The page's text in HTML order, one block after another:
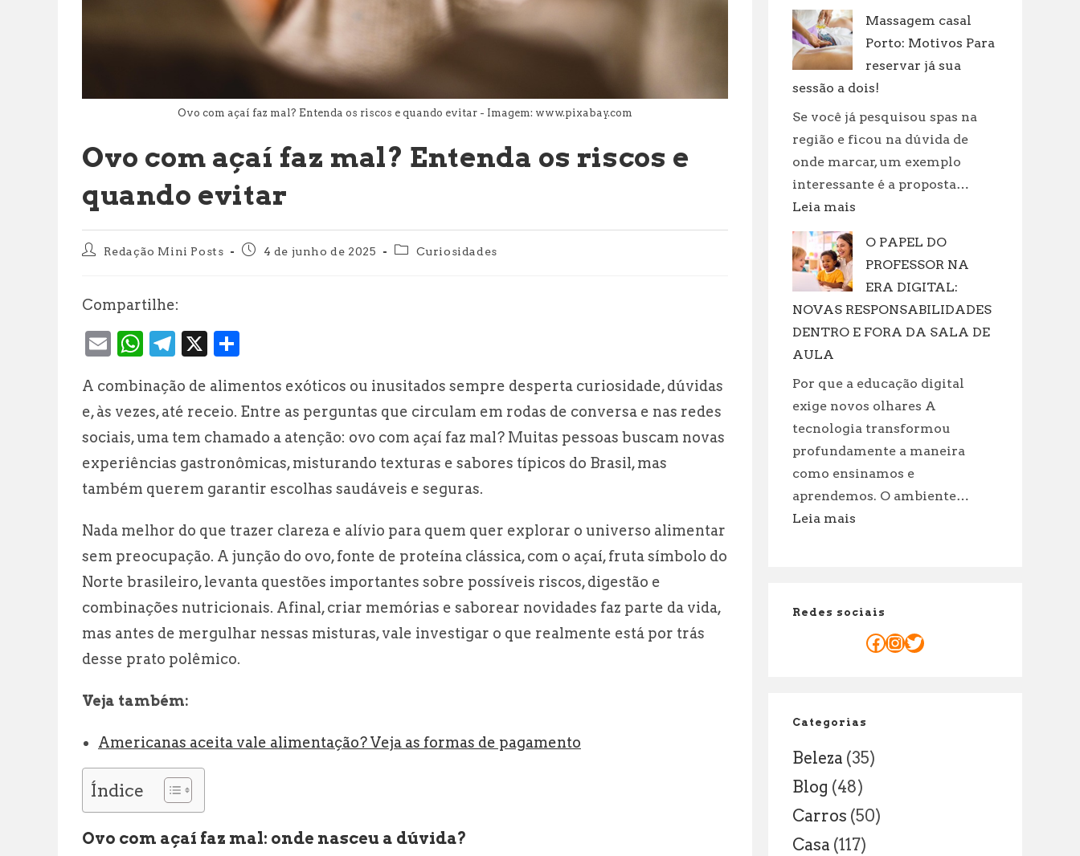
Ovo com açaí faz mal? Entenda os riscos e quando evitar - Imagem: www.pixabay.com
Ovo com açaí faz mal? Entenda os riscos e
quando evitar
AutorRedação Mini Posts
Post4 de junho de 2025
Categoria
Curiosidades
Compartilhe:
E
ai
l
W
at
s
A
p
p
T
e
g
r
a
m
X
a
r
e
A combinação de alimentos exóticos ou inusitados sempre desperta curiosidade, dúvidas
e, às vezes, até receio. Entre as perguntas que circulam em rodas de conversa e nas redes
sociais, uma tem chamado a atenção: ovo com açaí faz mal? Muitas pessoas buscam novas
experiências gastronômicas, misturando texturas e sabores típicos do Brasil, mas
também querem garantir escolhas saudáveis e seguras.
Nada melhor do que trazer clareza e alívio para quem quer explorar o universo alimentar
sem preocupação. A junção do ovo, fonte de proteína clássica, com o açaí, fruta símbolo do
Norte brasileiro, levanta questões importantes sobre possíveis riscos, digestão e
combinações nutricionais. Afinal, criar memórias e saborear novidades faz parte da vida,
mas antes de mergulhar nessas misturas, vale investigar o que realmente está por trás
desse prato polêmico.
Veja também:
Americanas aceita vale alimentação? Veja as formas de pagamento
Índice
Ovo com açaí faz mal: onde nasceu a dúvida?
sua
rotina:
práticas
cuidar
de
suas
roupas!
Massagem casal
Porto: Motivos Para
reservar já sua
sessão a dois!
Se você já pesquisou spas na
região e ficou na dúvida de
onde marcar, um exemplo
interessante é a proposta…
Leia mais
casal
Porto:
Motivos
Para
reservar
sessão
a
dois!
O PAPEL DO
PROFESSOR NA
ERA DIGITAL:
NOVAS RESPONSABILIDADES
DENTRO E FORA DA SALA DE
AULA
Por que a educação digital
exige novos olhares A
tecnologia transformou
profundamente a maneira
como ensinamos e
aprendemos. O ambiente…
Leia mais
NA
ERA
DIGITAL:
DENTRO
FORA
DA
SALA
DE
AULA
Redes sociais
Facebook
Instagram
Twitter
Categorias
Beleza (35)
Blog (48)
Carros (50)
Casa (117)